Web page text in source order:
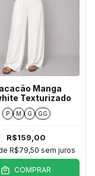
Manga
Texturizado
P M G GG
R$159,00
R$79,50 sem juros
COMPRAR